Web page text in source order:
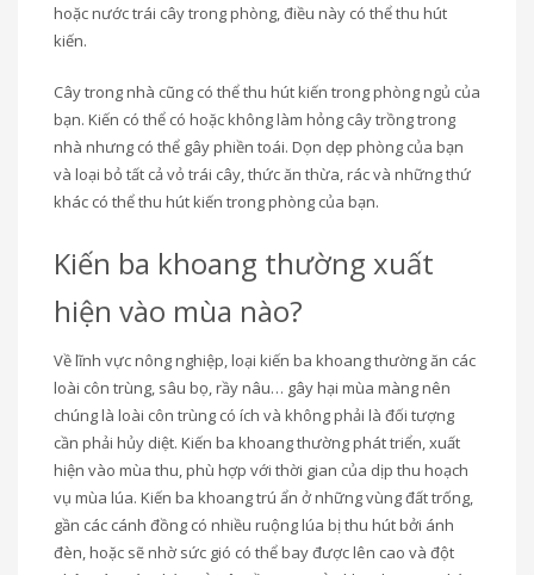
hoặc nước trái cây trong phòng, điều này có thể thu hút
kiến.
Cây trong nhà cũng có thể thu hút kiến ​​trong phòng ngủ của
bạn. Kiến có thể có hoặc không làm hỏng cây trồng trong
nhà nhưng có thể gây phiền toái. Dọn dẹp phòng của bạn
và loại bỏ tất cả vỏ trái cây, thức ăn thừa, rác và những thứ
khác có thể thu hút kiến ​​trong phòng của bạn.
Kiến ba khoang thường xuất
hiện vào mùa nào?
Về lĩnh vực nông nghiệp, loại kiến ba khoang thường ăn các
loài côn trùng, sâu bọ, rầy nâu… gây hại mùa màng nên
chúng là loài côn trùng có ích và không phải là đối tượng
cần phải hủy diệt. Kiến ba khoang thường phát triển, xuất
hiện vào mùa thu, phù hợp với thời gian của dịp thu hoạch
vụ mùa lúa. Kiến ba khoang trú ẩn ở những vùng đất trống,
gần các cánh đồng có nhiều ruộng lúa bị thu hút bởi ánh
đèn, hoặc sẽ nhờ sức gió có thể bay được lên cao và đột